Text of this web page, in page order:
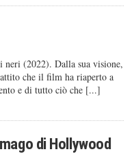
neri (2022). Dalla sua visione,
che il film ha riaperto a
e di tutto ciò che [...]
di Hollywood